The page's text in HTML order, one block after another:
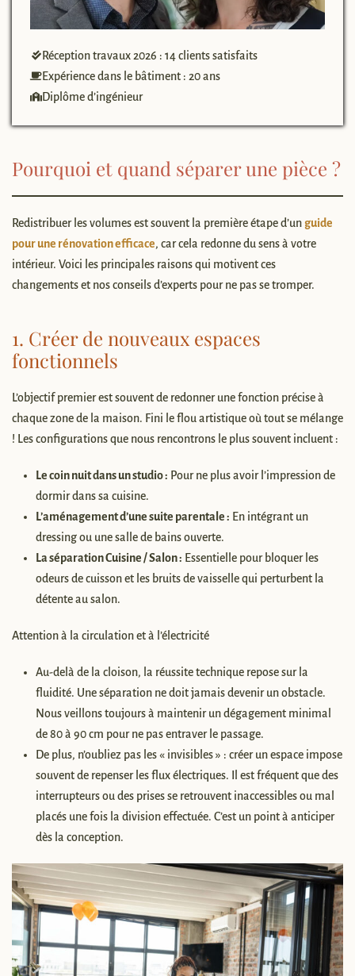
Réception travaux 2026 : 14 clients satisfaits
Expérience dans le bâtiment : 20 ans
Diplôme d’ingénieur
Pourquoi et quand séparer une pièce ?
Redistribuer les volumes est souvent la première étape d’unguide
pour une rénovation efficace, car cela redonne du sens à votre
intérieur. Voici les principales raisons qui motivent ces
changements et nos conseils d’experts pour ne pas se tromper.
1. Créer de nouveaux espaces
fonctionnels
L’objectif premier est souvent de redonner une fonction précise à
chaque zone de la maison. Fini le flou artistique où tout se mélange
! Les configurations que nous rencontrons le plus souvent incluent :
Le coin nuit dans un studio : Pour ne plus avoir l’impression de
dormir dans sa cuisine.
L’aménagement d’une suite parentale : En intégrant un
dressing ou une salle de bains ouverte.
La séparation Cuisine / Salon : Essentielle pour bloquer les
odeurs de cuisson et les bruits de vaisselle qui perturbent la
détente au salon.
Attention à la circulation et à l’électricité
Au-delà de la cloison, la réussite technique repose sur la
fluidité. Une séparation ne doit jamais devenir un obstacle.
Nous veillons toujours à maintenir un dégagement minimal
de 80 à 90 cm pour ne pas entraver le passage.
De plus, n’oubliez pas les « invisibles » : créer un espace impose
souvent de repenser les flux électriques. Il est fréquent que des
interrupteurs ou des prises se retrouvent inaccessibles ou mal
placés une fois la division effectuée. C’est un point à anticiper
dès la conception.